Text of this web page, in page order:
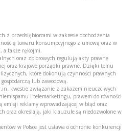
z przedsiębiorcami w zakresie dochodzenia
towaru konsumpcyjnego z umową oraz w
a także rękojmi.
oraz zbiorowych regulują akty prawne
oraz krajowe porządki prawne. Dzięki temu
które dokonują czynności prawnych
lub zawodową.
kwestie związanie z zakazem nieuczciwych
spamu i telemarketingu, prawem do równości
reklamy wprowadzającej w błąd oraz
oraz określają, jaki klauzule są niedozwolone w
w Polsce jest ustawa o ochronie konkurencji